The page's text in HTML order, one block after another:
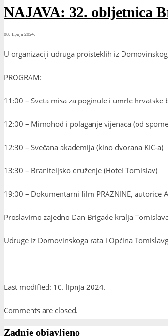
NAJAVA: 32. obljetnica
08. lipnja 2024.
U organizaciji udruga proisteklih iz
PROGRAM:
11:00 – Sveta misa za poginule i umrle hrvatske
12:00 – Mimohod i polaganje vijenaca (od
12:30 – Svečana akademija (kino dvorana KIC-a)
13:30 – Braniteljsko druženje (Hotel Tomislav)
19:00 – Dokumentarni film PRAZNINE, autorice
Proslavimo zajedno Dan Brigade kralja
Udruge iz Domovinskoga rata i Općina
Last modified: 10. lipnja 2024.
Comments are closed.
Zadnje objavljeno